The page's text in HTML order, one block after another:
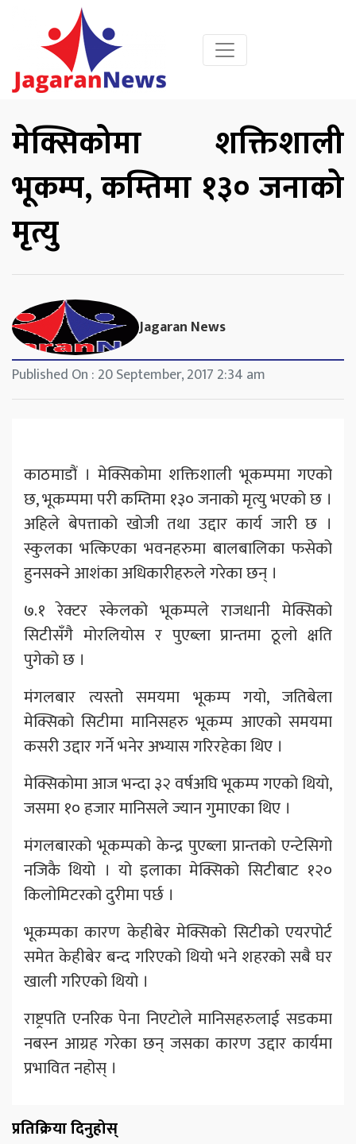
मेक्सिकोमा शक्तिशाली
भूकम्प, कम्तिमा १३० जनाको
मृत्यु
Jagaran News
Published On : 20 September, 2017 2:34 am
काठमाडौं । मेक्सिकोमा शक्तिशाली भूकम्पमा गएको
छ, भूकम्पमा परी कम्तिमा १३० जनाको मृत्यु भएको छ ।
अहिले बेपत्ताको खोजी तथा उद्दार कार्य जारी छ ।
स्कुलका भत्किएका भवनहरुमा बालबालिका फसेको
हुनसक्ने आशंका अधिकारीहरुले गरेका छन् ।
७.१ रेक्टर स्केलको भूकम्पले राजधानी मेक्सिको
सिटीसँगै मोरलियोस र पुएब्ला प्रान्तमा ठूलो क्षति
पुगेको छ ।
मंगलबार त्यस्तो समयमा भूकम्प गयो, जतिबेला
मेक्सिको सिटीमा मानिसहरु भूकम्प आएको समयमा
कसरी उद्दार गर्ने भनेर अभ्यास गरिरहेका थिए ।
मेक्सिकोमा आज भन्दा ३२ वर्षअघि भूकम्प गएको थियो,
जसमा १० हजार मानिसले ज्यान गुमाएका थिए ।
मंगलबारको भूकम्पको केन्द्र पुएब्ला प्रान्तको एन्टेसिगो
नजिकै थियो । यो इलाका मेक्सिको सिटीबाट १२०
किलोमिटरको दुरीमा पर्छ ।
भूकम्पका कारण केहीबेर मेक्सिको सिटीको एयरपोर्ट
समेत केहीबेर बन्द गरिएको थियो भने शहरको सबै घर
खाली गरिएको थियो ।
राष्ट्रपति एनरिक पेना निएटोले मानिसहरुलाई सडकमा
नबस्न आग्रह गरेका छन् जसका कारण उद्दार कार्यमा
प्रभावित नहोस् ।
प्रतिक्रिया दिनुहोस्